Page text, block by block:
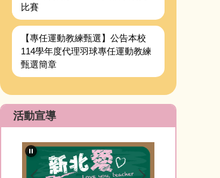
比賽
【專任運動教練甄選】公告本校
114學年度代理羽球專任運動教練
甄選簡章
活動宣導